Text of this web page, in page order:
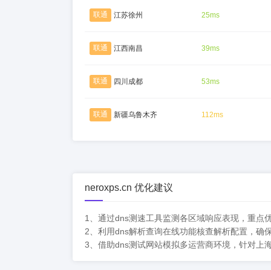
联通 江苏徐州 25ms
联通 江西南昌 39ms
联通 四川成都 53ms
联通 新疆乌鲁木齐 112ms
neroxps.cn 优化建议
1、通过dns测速工具监测各区域响应表现，重点
2、利用dns解析查询在线功能核查解析配置，确
3、借助dns测试网站模拟多运营商环境，针对上